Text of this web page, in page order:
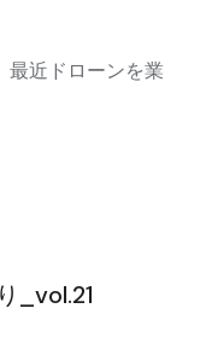
最近ドローンを業
_vol.21